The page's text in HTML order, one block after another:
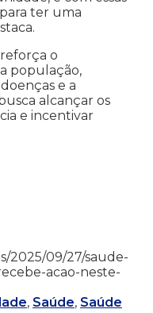
ter uma
o
população,
e a
alcançar os
e incentivar
2025/09/27/saude-
acao-neste-
, Saúde, Saúde